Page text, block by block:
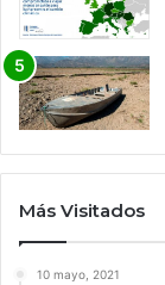
Más Visitados
10 mayo, 2021